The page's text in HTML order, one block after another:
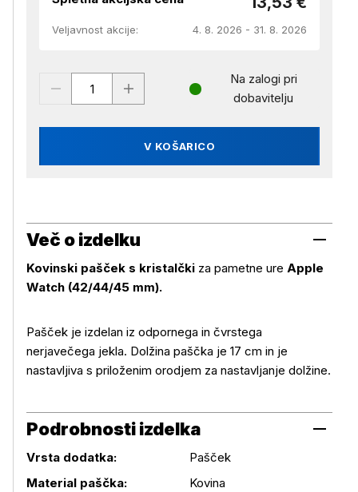
Veljavnost akcije: 4. 8. 2026 - 31. 8. 2026
V KOŠARICO
Na zalogi pri
dobavitelju
Več o izdelku
Več o izdelku
Kovinski pašček s kristalčki za pametne ure Apple
Watch (42/44/45 mm).
Pašček je izdelan iz odpornega in čvrstega
nerjavečega jekla. Dolžina paščka je 17 cm in je
nastavljiva s priloženim orodjem za nastavljanje dolžine.
Podrobnosti izdelka
Vrsta dodatka:
Pašček
Material paščka:
Kovina